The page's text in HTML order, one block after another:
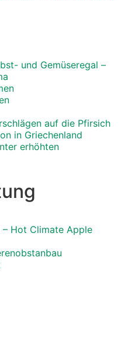
und Gemüseregal –
auf die Pfirsich
in Griechenland
erhöhten
Hot Climate Apple